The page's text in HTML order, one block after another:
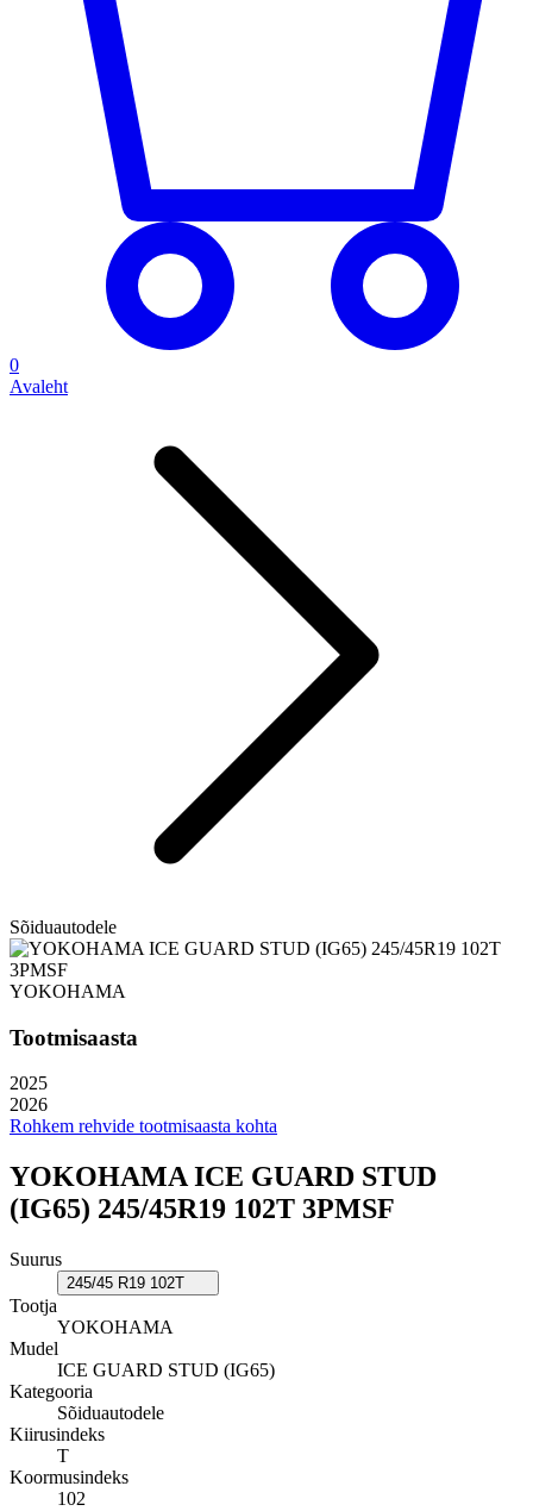
0
Avaleht
Sõiduautodele
YOKOHAMA
Tootmisaasta
2025
2026
Rohkem rehvide tootmisaasta kohta
YOKOHAMA ICE GUARD STUD
(IG65) 245/45R19 102T 3PMSF
Suurus
245/45 R19 102T
Tootja
YOKOHAMA
Mudel
ICE GUARD STUD (IG65)
Kategooria
Sõiduautodele
Kiirusindeks
T
Koormusindeks
102